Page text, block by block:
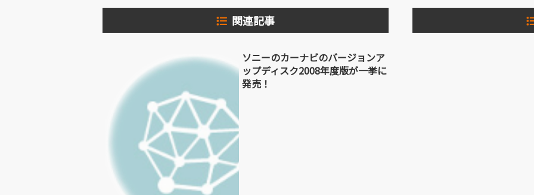
関連記事
ソニーのカーナビのバージョンア
ップディスク2008年度版が一挙に
発売！